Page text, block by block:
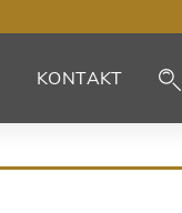
KONTAKT